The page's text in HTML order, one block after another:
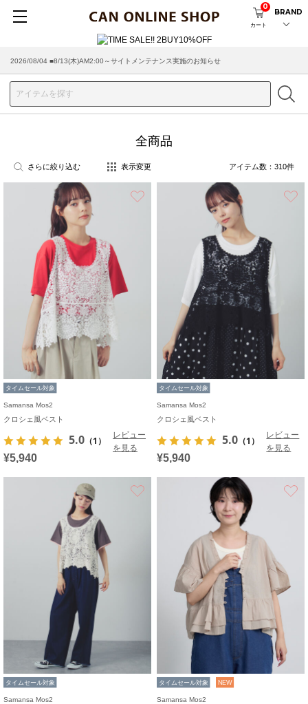
カート
0
BRAND
2026/08/04 ■8/13(木)AM2:00～サイトメンテナンス実施のお知らせ
2026/07/29 ■【お知らせ】ヤマト運輸の配送遅延・停止について
全商品
さらに絞り込む 表示変更 アイテム数： 310件
タイムセール対象
Samansa Mos2
クロシェ風ベスト
5.0 （1）
レビュー
を見る
¥5,940
タイムセール対象
Samansa Mos2
クロシェ風ベスト
5.0 （1）
レビュー
を見る
¥5,940
タイムセール対象
Samansa Mos2
タイムセール対象 NEW
Samansa Mos2